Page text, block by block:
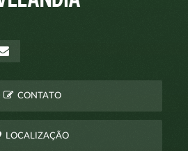
CONTATO
LOCALIZAÇÃO